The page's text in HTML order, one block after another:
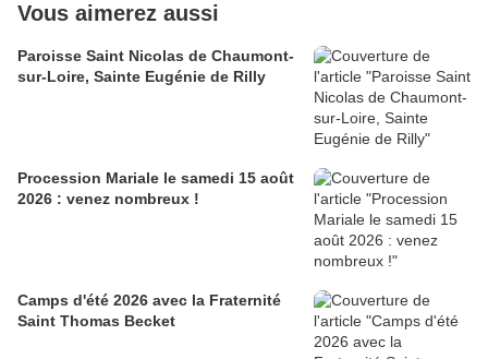
Vous aimerez aussi
Paroisse Saint Nicolas de Chaumont-
sur-Loire, Sainte Eugénie de Rilly
Procession Mariale le samedi 15 août
2026 : venez nombreux !
Camps d'été 2026 avec la Fraternité
Saint Thomas Becket